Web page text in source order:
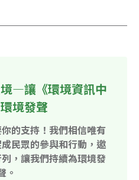
—讓《環境資訊中
境發聲
的支持！我們相信唯有
民眾的參與和行動，邀
，讓我們持續為環境發
。